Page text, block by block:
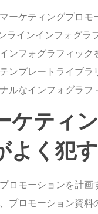
ーケティングプロ
ラインインフォグラ
ンフォグラフィッ
ンプレートライブ
ルなインフォグラフ
ケティ
よく犯
ロモーションを計
プロモーション資料